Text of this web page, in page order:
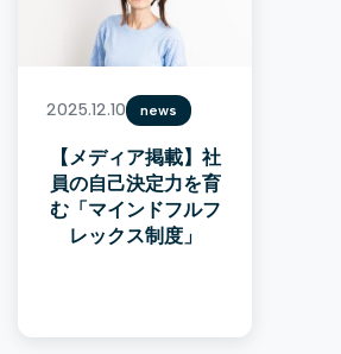
2025.12.10 news
【メディア掲載】社
員の自己決定力を育
む「マインドフルフ
レックス制度」